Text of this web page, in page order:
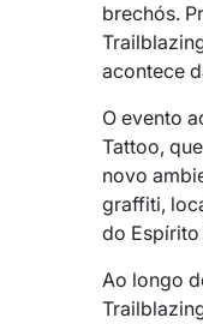
brechós.
acontece
O evento
Tattoo,
novo
graffiti,
do Espírito
Ao longo